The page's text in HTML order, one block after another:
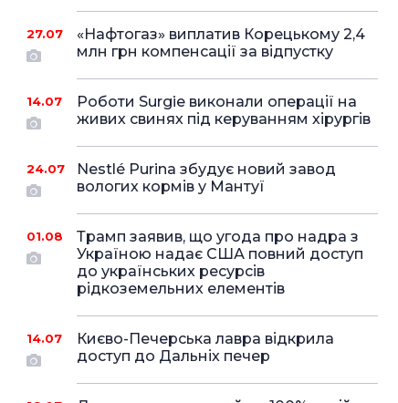
27.07
«Нафтогаз» виплатив Корецькому 2,4
млн грн компенсації за відпустку
14.07
Роботи Surgie виконали операції на
живих свинях під керуванням хірургів
24.07
Nestlé Purina збудує новий завод
вологих кормів у Мантуї
01.08
Трамп заявив, що угода про надра з
Україною надає США повний доступ
до українських ресурсів
рідкоземельних елементів
14.07
Києво-Печерська лавра відкрила
доступ до Дальніх печер